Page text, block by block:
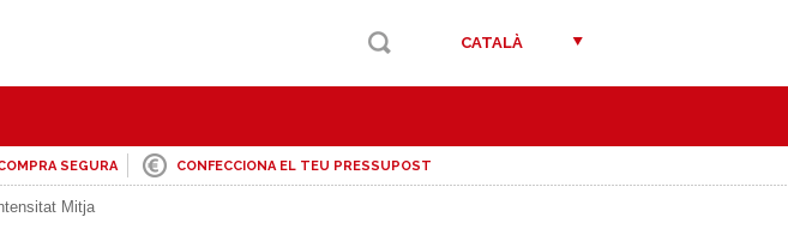
CATALÀ
SEGURA CONFECCIONA EL TEU PRESSUPOST
Mitja